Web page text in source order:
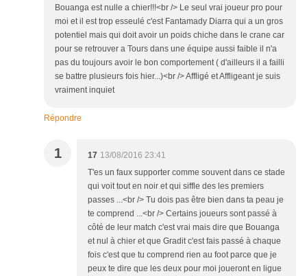
Bouanga est nulle a chier!!!<br /> Le seul vrai joueur pro pour
moi et il est trop esseulé c'est Fantamady Diarra qui a un gros
potentiel mais qui doit avoir un poids chiche dans le crane car
pour se retrouver a Tours dans une équipe aussi faible il n'a
pas du toujours avoir le bon comportement ( d'ailleurs il a failli
se battre plusieurs fois hier...)<br /> Affligé et Affligeant je suis
vraiment inquiet
Répondre
1 17 13/08/2016 23:41
T'es un faux supporter comme souvent dans ce stade
qui voit tout en noir et qui siffle des les premiers
passes ...<br /> Tu dois pas être bien dans ta peau je
te comprend ...<br /> Certains joueurs sont passé à
côté de leur match c'est vrai mais dire que Bouanga
et nul à chier et que Gradit c'est fais passé à chaque
fois c'est que tu comprend rien au foot parce que je
peux te dire que les deux pour moi joueront en ligue